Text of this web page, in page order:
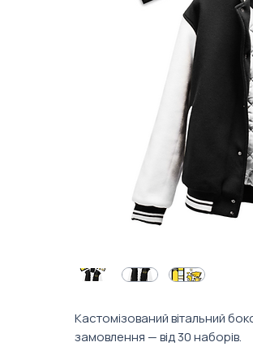
Кастомізований вітальний
замовлення — від 30 наборів.